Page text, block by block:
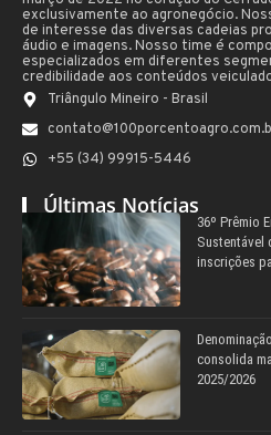
exclusivamente ao agronegócio.
de interesse das diversas cadeias
áudio e imagens. Nosso time é
especializados em diferentes
credibilidade aos conteúdos
Triângulo Mineiro - Brasil
+55 (34) 99915-5446
Últimas Notícias
36º Prêmio
Sustentável
inscrições
consolida
2025/2026